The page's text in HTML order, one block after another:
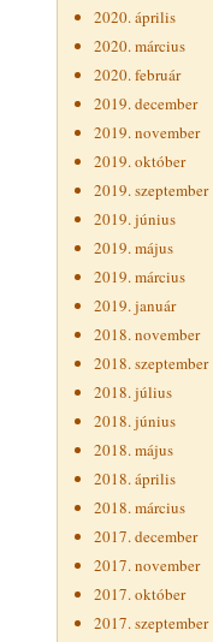
2020. április
2020. március
2020. február
2019. december
2019. november
2019. október
2019. szeptember
2019. június
2019. május
2019. március
2019. január
2018. november
2018. szeptember
2018. július
2018. június
2018. május
2018. április
2018. március
2017. december
2017. november
2017. október
2017. szeptember